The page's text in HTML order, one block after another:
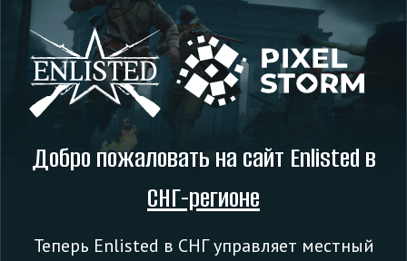
Добро пожаловать на сайт Enlisted в
СНГ-регионе
Теперь Enlisted в СНГ управляет местный
ОБНОВЛЕНИЕ 22 июля 2024